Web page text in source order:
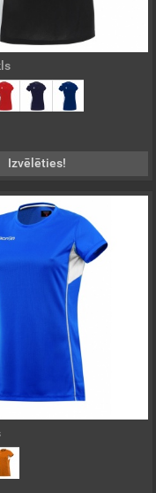
Izvēlēties!